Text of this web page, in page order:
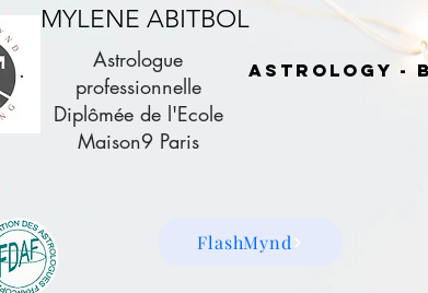
Astrologue
professionnelle
Diplômée de l'Ecole
Maison9 Paris
MYLENE ABITBOL
Astrology -
FlashMynd